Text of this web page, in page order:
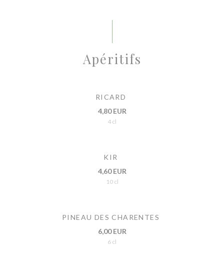
Apéritifs
RICARD
4,80 EUR
4 cl
KIR
4,60 EUR
10 cl
PINEAU DES CHARENTES
6,00 EUR
6 cl